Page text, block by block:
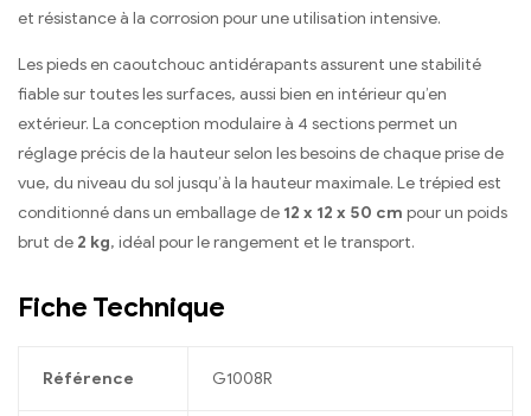
et résistance à la corrosion pour une utilisation intensive.
Les pieds en caoutchouc antidérapants assurent une stabilité
fiable sur toutes les surfaces, aussi bien en intérieur qu’en
extérieur. La conception modulaire à 4 sections permet un
réglage précis de la hauteur selon les besoins de chaque prise de
vue, du niveau du sol jusqu’à la hauteur maximale. Le trépied est
conditionné dans un emballage de 12 x 12 x 50 cm pour un poids
brut de 2 kg, idéal pour le rangement et le transport.
Fiche Technique
Référence G1008R